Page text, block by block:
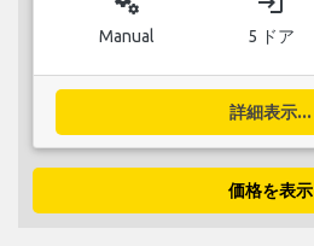
Manual 5 ドア
詳細表示...
価格を表示